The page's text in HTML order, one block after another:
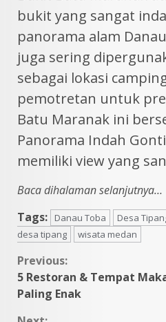
bukit yang sangat
panorama alam
juga sering
sebagai lokasi
pemotretan untuk
Batu Maranak ini
Panorama Indah
memiliki view yang
Baca dihalaman selanjutnya…
Tags:
Danau Toba Desa
desa tipang
wisata medan
Continue
Reading
Previous:
5 Restoran & Tempat
Paling Enak